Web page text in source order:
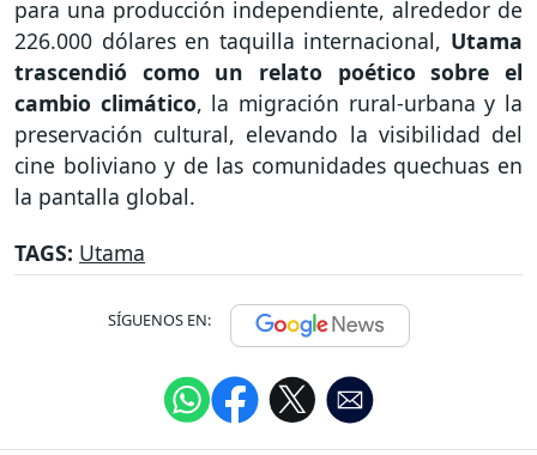
para una producción independiente, alrededor de
226.000 dólares en taquilla internacional, Utama
trascendió como un relato poético sobre el
cambio climático, la migración rural-urbana y la
preservación cultural, elevando la visibilidad del
cine boliviano y de las comunidades quechuas en
la pantalla global.
TAGS: Utama
SÍGUENOS EN: